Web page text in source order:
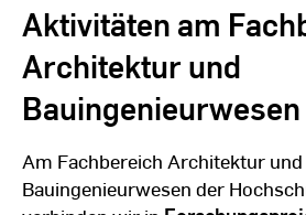
Aktivitäten am
Architektur und
Bauingenieurwesen
Am Fachbereich Architektur und
Bauingenieurwesen der